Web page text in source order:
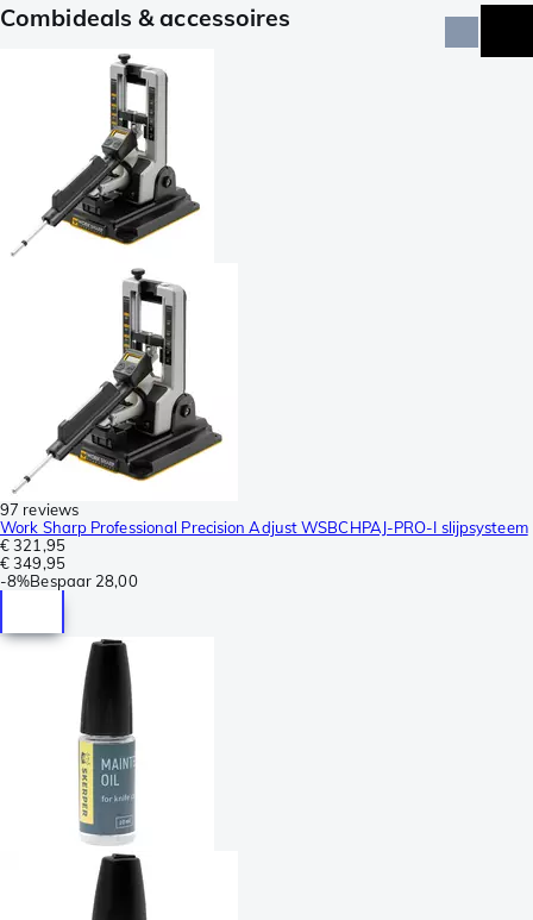
Combideals & accessoires
97 reviews
Work Sharp Professional Precision Adjust WSBCHPAJ-PRO-I slijpsysteem
€ 321,95
€ 349,95
-8%Bespaar 28,00